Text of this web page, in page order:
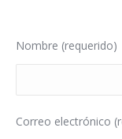
Nombre (requerido)
Correo electrónico